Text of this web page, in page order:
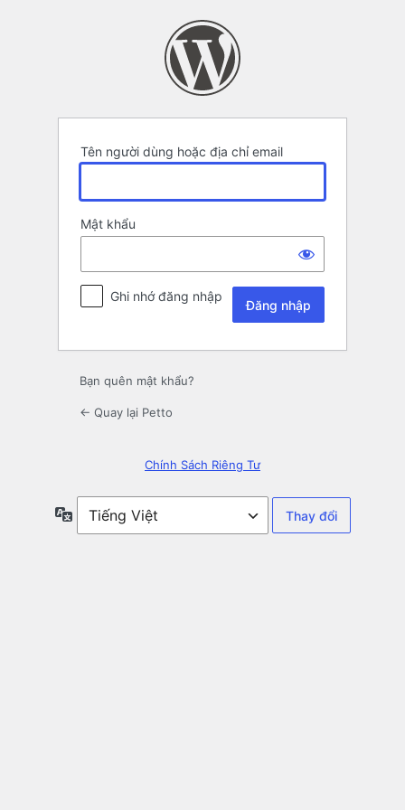
Tên người dùng hoặc địa chỉ email
Mật khẩu
Ghi nhớ đăng nhập
Bạn quên mật khẩu?
← Quay lại Petto
Chính Sách Riêng Tư
Ngôn
ngữ